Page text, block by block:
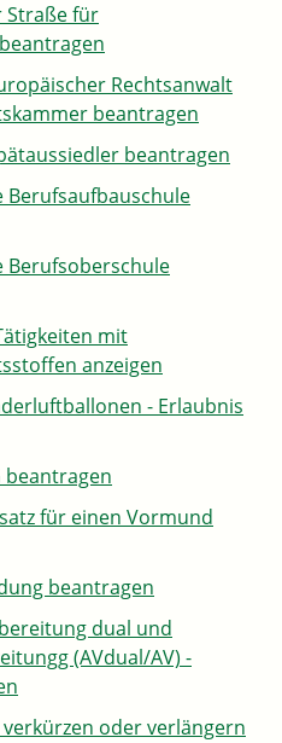
Straße für
Rechtsanwalt
beantragen
beantragen
Berufsaufbauschule
Berufsoberschule
mit
anzeigen
- Erlaubnis
beantragen
für einen Vormund
beantragen
dual und
(AVdual/AV) -
oder verlängern